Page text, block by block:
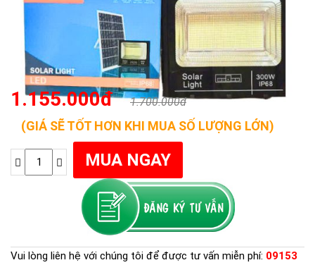
1.155.000đ 1.700.000đ
(GIÁ SẼ TỐT HƠN KHI MUA SỐ LƯỢNG LỚN)
Vui lòng liên hệ với chúng tôi để được tư vấn miễn phí: 09153